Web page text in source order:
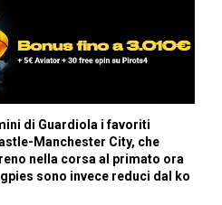
di Guardiola i favoriti
Manchester City, che
nella corsa al primato ora
sono invece reduci dal ko